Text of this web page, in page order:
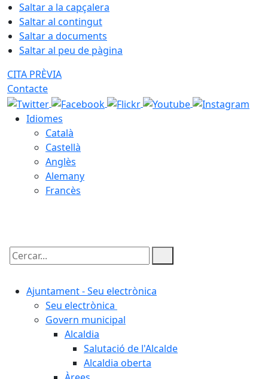
Saltar a la capçalera
Saltar al contingut
Saltar a documents
Saltar al peu de pàgina
CITA PRÈVIA
Contacte
Idiomes
Català
Castellà
Anglès
Alemany
Francès
Cercar:
Ajuntament - Seu electrònica
Seu electrònica
Govern municipal
Alcaldia
Salutació de l'Alcalde
Alcaldia oberta